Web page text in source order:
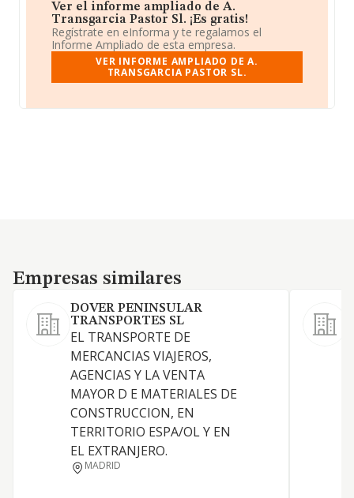
Ver el informe ampliado de A.
Transgarcia Pastor Sl. ¡Es gratis!
Regístrate en eInforma y te regalamos el
Informe Ampliado de esta empresa.
VER INFORME AMPLIADO DE A.
TRANSGARCIA PASTOR SL.
Empresas similares
Empresas similares
DOVER PENINSULAR
TRANSPORTES SL
EL TRANSPORTE DE
MERCANCIAS VIAJEROS,
AGENCIAS Y LA VENTA
MAYOR D E MATERIALES DE
CONSTRUCCION, EN
TERRITORIO ESPA/OL Y EN
EL EXTRANJERO.
MADRID